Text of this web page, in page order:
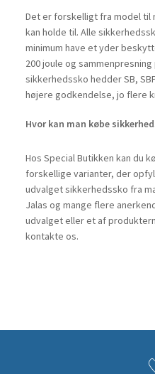
Det er forskelligt fra model til
kan holde til. Alle
minimum have et yder
200 joule og
sikkerhedssko hedder SB,
højere godkendelse, jo flere
Hvor kan man købe
Hos Special Butikken kan du
forskellige varianter, der
udvalget sikkerhedssko fra
Jalas og mange flere
udvalget eller et af
kontakte os.